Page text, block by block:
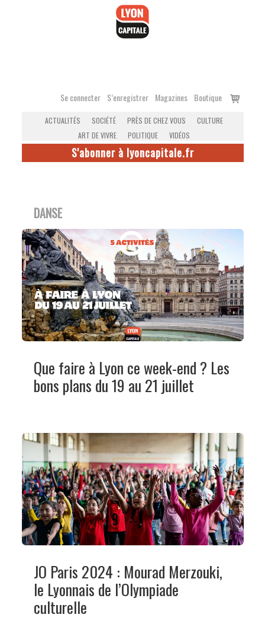
Se connecter S’enregistrer Magazines Boutique
Voir
ACTUALITÉS SOCIÉTÉ PRÈS DE CHEZ VOUS
CULTURE
ART DE VIVRE
POLITIQUE VIDÉOS
S'abonner à lyoncapitale.fr
DANSE
Que faire à Lyon ce week-end ? Les
bons plans du 19 au 21 juillet
JO Paris 2024 : Mourad Merzouki,
le Lyonnais de l’Olympiade
culturelle